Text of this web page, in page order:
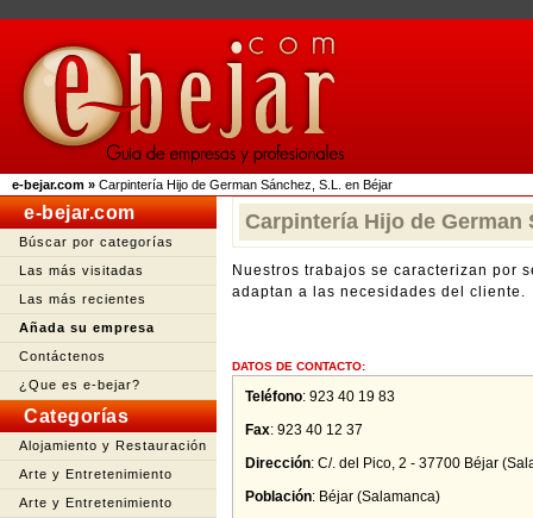
e-bejar.com » Carpintería Hijo de German Sánchez, S.L. en Béjar
e-bejar.com
Búscar por categorías
Las más visitadas
Las más recientes
Añada su empresa
Contáctenos
¿Que es e-bejar?
Categorías
Alojamiento y Restauración
Arte y Entretenimiento
Arte y Entretenimiento
Carpintería Hijo de German
Nuestros trabajos se caracterizan por
adaptan a las necesidades del cliente.
DATOS DE CONTACTO:
Teléfono: 923 40 19 83
Fax: 923 40 12 37
Dirección: C/. del Pico, 2 - 37700 Béjar
Población: Béjar (Salamanca)